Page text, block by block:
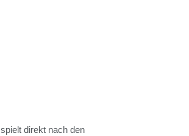
spielt direkt nach den